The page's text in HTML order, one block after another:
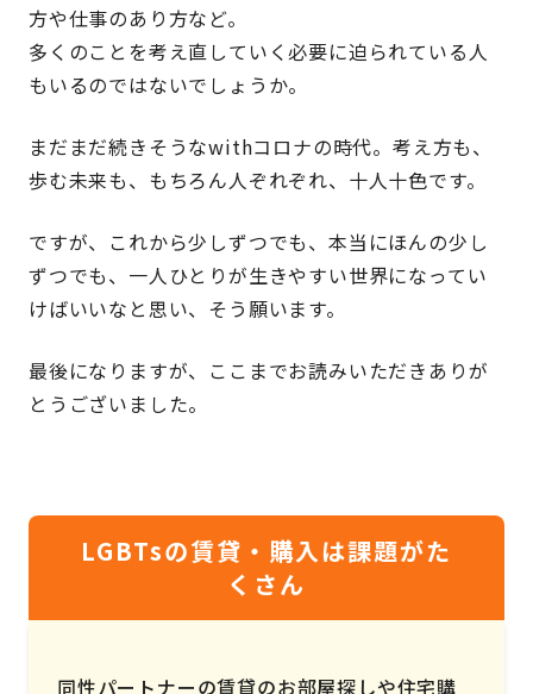
方や仕事のあり方など。
多くのことを考え直していく必要に迫られている人
もいるのではないでしょうか。
まだまだ続きそうなwithコロナの時代。考え方も、
歩む未来も、もちろん人ぞれぞれ、十人十色です。
ですが、これから少しずつでも、本当にほんの少し
ずつでも、一人ひとりが生きやすい世界になってい
けばいいなと思い、そう願います。
最後になりますが、ここまでお読みいただきありが
とうございました。
LGBTsの賃貸・購入は課題がた
くさん
同性パートナーの賃貸のお部屋探しや住宅購